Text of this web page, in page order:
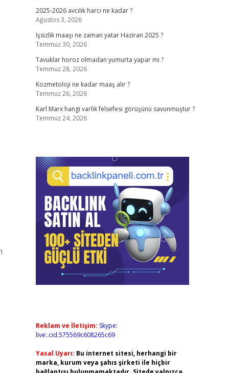
2025-2026 avcılık harcı ne kadar ?
Ağustos 3, 2026
İşsizlik maaşı ne zaman yatar Haziran 2025 ?
Temmuz 30, 2026
Tavuklar horoz olmadan yumurta yapar mı ?
Temmuz 28, 2026
Kozmetoloji ne kadar maaş alır ?
Temmuz 26, 2026
Karl Marx hangi varlık felsefesi görüşünü savunmuştur ?
Temmuz 24, 2026
Reklam ve İletişim: Skype:
live:.cid.575569c608265c69
Yasal Uyarı: Bu internet sitesi, herhangi bir
marka, kurum veya şahıs şirketi ile hiçbir